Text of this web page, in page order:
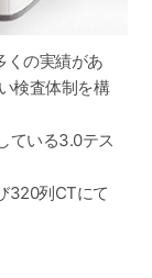
す。
しくお願いい
木） 18:00ま
くの実績があ
検査体制を構
ている3.0テス
320列CTにて